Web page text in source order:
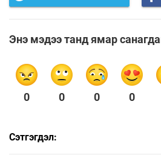
Энэ мэдээ танд ямар
0 0 0 0
Сэтгэгдэл: